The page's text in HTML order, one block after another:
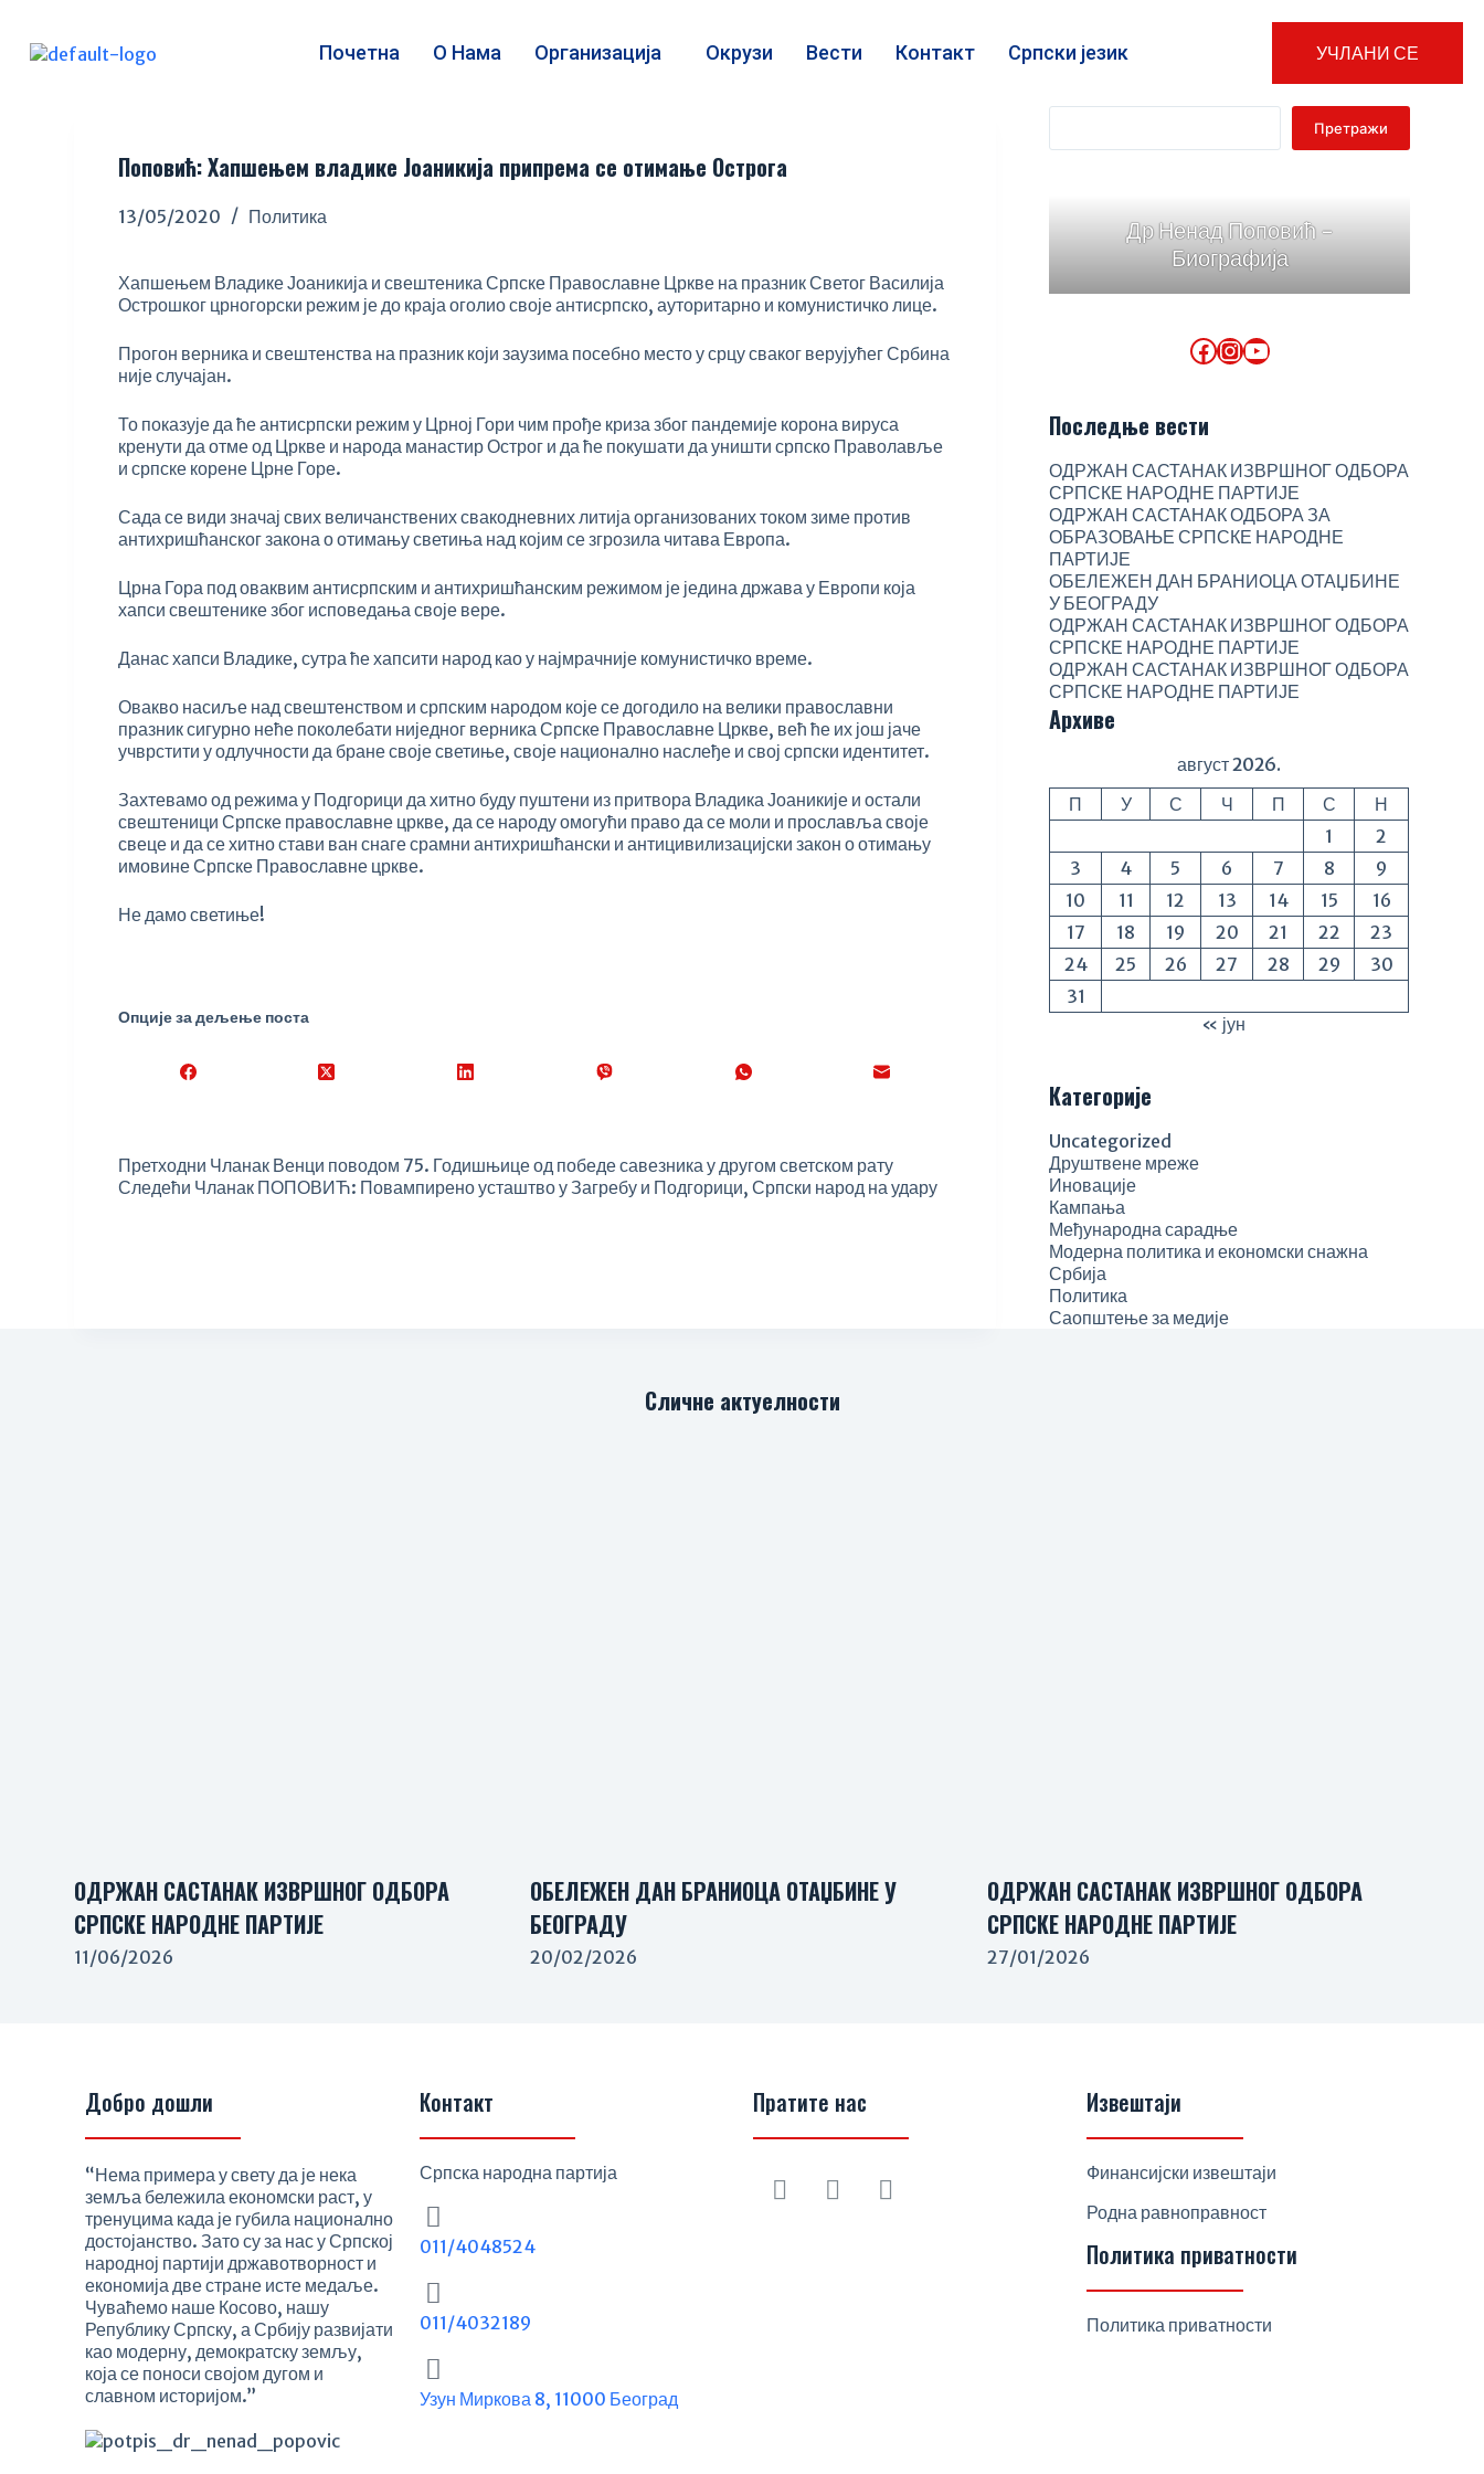
k
Почетна О Нама Организација Окрузи Вести Контакт Српски језик УЧЛАНИ СЕ
Поповић: Хапшењем владике Јоаникија припрема се отимање Острога
13/05/2020 Политика
Хапшењем Владике Јоаникија и свештеника Српске Православне Цркве на празник Светог Василија
Острошког црногорски режим је до краја оголио своје антисрпско, ауторитарно и комунистичко лице.
Прогон верника и свештенства на празник који заузима посебно место у срцу сваког верујућег Србина
није случајан.
То показује да ће антисрпски режим у Црној Гори чим прође криза због пандемије корона вируса
кренути да отме од Цркве и народа манастир Острог и да ће покушати да уништи српско Праволавље
и српске корене Црне Горе.
Сада се види значај свих величанствених свакодневних литија организованих током зиме против
антихришћанског закона о отимању светиња над којим се згрозила читава Европа.
Црна Гора под оваквим антисрпским и антихришћанским режимом је једина држава у Европи која
хапси свештенике због исповедања своје вере.
Данас хапси Владике, сутра ће хапсити народ као у најмрачније комунистичко време.
Овакво насиље над свештенством и српским народом које се догодило на велики православни
празник сигурно неће поколебати ниједног верника Српске Православне Цркве, већ ће их још јаче
учврстити у одлучности да бране своје светиње, своје национално наслеђе и свој српски идентитет.
Захтевамо од режима у Подгорици да хитно буду пуштени из притвора Владика Јоаникије и остали
свештеници Српске православне цркве, да се народу омогући право да се моли и прославља своје
свеце и да се хитно стави ван снаге срамни антихришћански и антицивилизацијски закон о отимању
имовине Српске Православне цркве.
Не дамо светиње!
Опције за дељење поста
Претходни Чланак Венци поводом 75. Годишњице од победе савезника у другом светском рату
Следећи Чланак ПОПОВИЋ: Повампирено усташтво у Загребу и Подгорици, Српски народ на удару
Претражи
Др Ненад Поповић -
Биографија
Последње вести
ОДРЖАН САСТАНАК ИЗВРШНОГ ОДБОРА
СРПСКЕ НАРОДНЕ ПАРТИЈЕ
ОДРЖАН САСТАНАК ОДБОРА ЗА
ОБРАЗОВАЊЕ СРПСКЕ НАРОДНЕ
ПАРТИЈЕ
ОБЕЛЕЖЕН ДАН БРАНИОЦА ОТАЏБИНЕ
У БЕОГРАДУ
ОДРЖАН САСТАНАК ИЗВРШНОГ ОДБОРА
СРПСКЕ НАРОДНЕ ПАРТИЈЕ
ОДРЖАН САСТАНАК ИЗВРШНОГ ОДБОРА
СРПСКЕ НАРОДНЕ ПАРТИЈЕ
Архиве
август 2026.
П
У С Ч П С
Н
1
2
3
4 5 6 7 8
9
10
11 12 13 14 15
16
17
18 19 20 21 22
23
24
25 26 27 28 29
30
31
« јун
Категорије
Uncategorized
Друштвене мреже
Иновације
Кампања
Међународна сарадње
Модерна политика и економски снажна
Србија
Политика
Саопштење за медије
Сличне актуелности
ОДРЖАН САСТАНАК ИЗВРШНОГ ОДБОРА
СРПСКЕ НАРОДНЕ ПАРТИЈЕ
11/06/2026
ОБЕЛЕЖЕН ДАН БРАНИОЦА ОТАЏБИНЕ У
БЕОГРАДУ
20/02/2026
ОДРЖАН САСТАНАК ИЗВРШНОГ ОДБОРА
СРПСКЕ НАРОДНЕ ПАРТИЈЕ
27/01/2026
Добро дошли
“Нема примера у свету да је нека
земља бележила економски раст, у
тренуцима када је губила национално
достојанство. Зато су за нас у Српској
народној партији државотворност и
економија две стране исте медаље.
Чуваћемо наше Косово, нашу
Републику Српску, а Србију развијати
као модерну, демократску земљу,
која се поноси својом дугом и
славном историјом.”
Контакт
Српска народна партија
011/4048524
011/4032189
Узун Миркова 8, 11000 Београд
Пратите нас Извештаји
Финансијски извештаји
Родна равноправност
Политика приватности
Политика приватности